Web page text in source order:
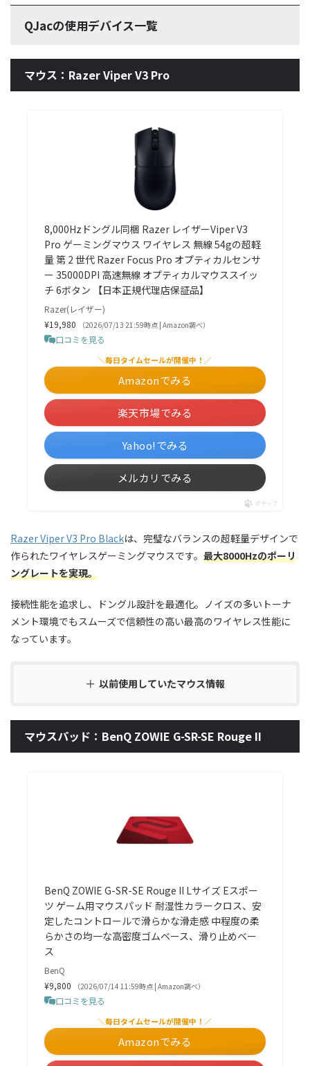
QJacの使用デバイス一覧
マウス：Razer Viper V3 Pro
8,000Hzドングル同梱 Razer レイザーViper V3
Pro ゲーミングマウス ワイヤレス 無線 54gの超軽
量 第 2 世代 Razer Focus Pro オプティカルセンサ
ー 35000DPI 高速無線 オプティカルマウススイッ
チ 6ボタン 【日本正規代理店保証品】
Razer(レイザー)
¥19,980
（2026/07/13 21:59時点 | Amazon調べ）
口コミを見る
＼毎日タイムセールが開催中！／
Amazonでみる
楽天市場でみる
Yahoo!でみる
メルカリでみる
ポチップ
Razer Viper V3 Pro Blackは、完璧なバランスの超軽量デザインで
作られたワイヤレスゲーミングマウスです。 最大8000Hzのポーリ
ングレートを実現。
接続性能を追求し、ドングル設計を最適化。ノイズの多いトーナ
メント環境でもスムーズで信頼性の高い最高のワイヤレス性能に
なっています。
以前使用していたマウス情報
マウスパッド：BenQ ZOWIE G-SR-SE Rouge II
BenQ ZOWIE G-SR-SE Rouge II Lサイズ Eスポー
ツ ゲーム用マウスパッド 耐湿性カラークロス、安
定したコントロールで滑らかな滑走感 中程度の柔
らかさの均一な高密度ゴムベース、滑り止めベー
ス
BenQ
¥9,800
（2026/07/14 11:59時点 | Amazon調べ）
口コミを見る
＼毎日タイムセールが開催中！／
Amazonでみる